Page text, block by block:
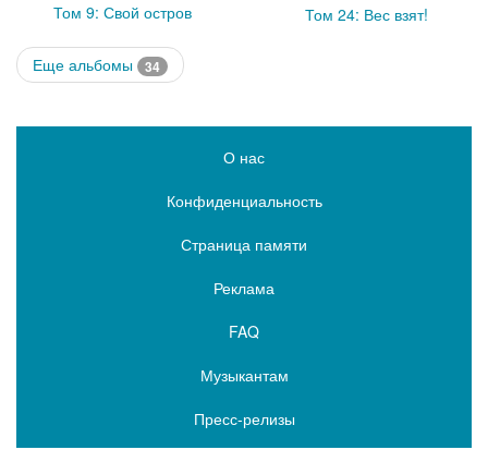
Том 9: Свой остров Том 24: Вес взят!
Еще альбомы 34
О нас
Конфиденциальность
Страница памяти
Реклама
FAQ
Музыкантам
Пресс-релизы